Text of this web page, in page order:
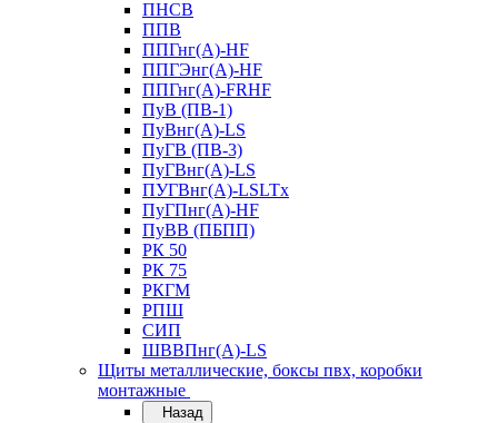
ПНСВ
ППВ
ППГнг(А)-HF
ППГЭнг(А)-HF
ППГнг(А)-FRHF
ПуВ (ПВ-1)
ПуВнг(А)-LS
ПуГВ (ПВ-3)
ПуГВнг(А)-LS
ПУГВнг(А)-LSLTx
ПуГПнг(А)-HF
ПуВВ (ПБПП)
РК 50
РК 75
РКГМ
РПШ
СИП
ШВВПнг(А)-LS
Щиты металлические, боксы пвх, коробки
монтажные
Назад